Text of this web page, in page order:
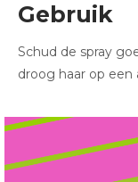
Gebruik
Schud de spray
droog haar op